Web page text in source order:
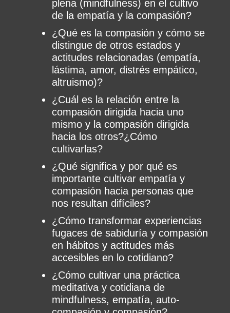
plena (mindfulness) en el cultivo
de la empatía y la compasión?
¿Qué es la compasión y cómo se
distingue de otros estados y
actitudes relacionadas (empatía,
lástima, amor, distrés empático,
altruismo)?
¿Cuál es la relación entre la
compasión dirigida hacia uno
mismo y la compasión dirigida
hacia los otros?¿Cómo
cultivarlas?
¿Qué significa y por qué es
importante cultivar empatía y
compasión hacia personas que
nos resultan difíciles?
¿Cómo transformar experiencias
fugaces de sabiduría y compasión
en hábitos y actitudes más
accesibles en lo cotidiano?
¿Cómo cultivar una práctica
meditativa y cotidiana de
mindfulness, empatía, auto-